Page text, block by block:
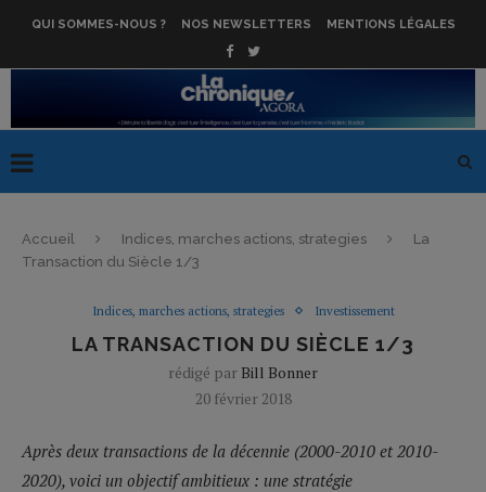
QUI SOMMES-NOUS ? NOS NEWSLETTERS MENTIONS LÉGALES
Accueil Indices, marches actions, strategies
La
Transaction du Siècle 1/3
Indices, marches actions, strategies Investissement
LA TRANSACTION DU SIÈCLE 1/3
rédigé par Bill Bonner
20 février 2018
Après deux transactions de la décennie (2000-2010 et 2010-
2020), voici un objectif ambitieux : une stratégie